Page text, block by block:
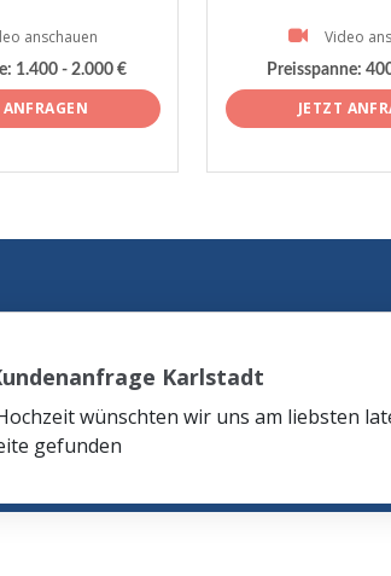
anschauen
1.400 - 2.000 €
ANFRAGEN
Video
Preisspanne:
JETZT
Karlstadt
wünschten wir uns am liebsten
gefunden